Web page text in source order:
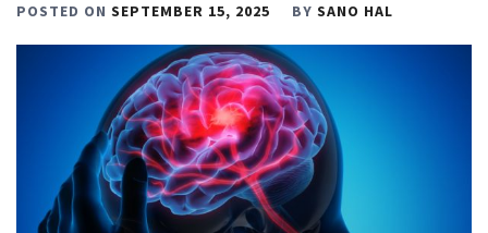
POSTED ON SEPTEMBER 15, 2025 BY SANO HAL